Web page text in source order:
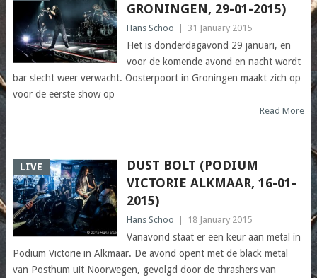
GRONINGEN, 29-01-2015)
Hans Schoo 31 January 2015
Het is donderdagavond 29 januari, en
voor de komende avond en nacht wordt
bar slecht weer verwacht. Oosterpoort in Groningen maakt zich op
voor de eerste show op
Read More
LIVE
DUST BOLT (PODIUM
VICTORIE ALKMAAR, 16-01-
2015)
Hans Schoo 18 January 2015
Vanavond staat er een keur aan metal in
Podium Victorie in Alkmaar. De avond opent met de black metal
van Posthum uit Noorwegen, gevolgd door de thrashers van